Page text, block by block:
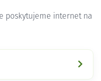
poskytujeme internet na